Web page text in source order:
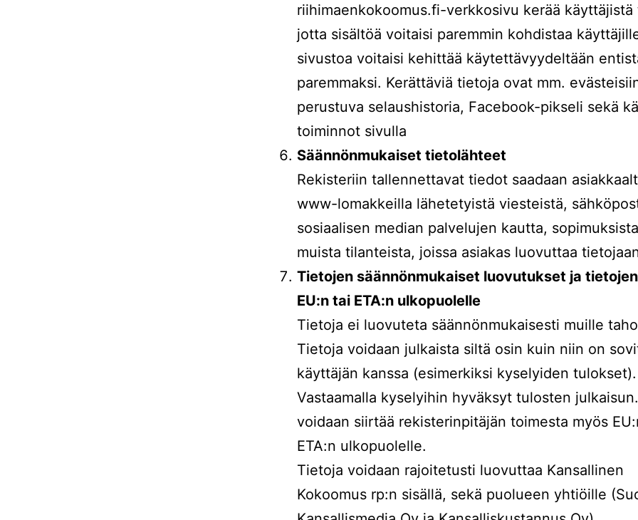
riihimaenkokoomus.fi-verkkosivu kerää käyttäjistä
jotta sisältöä voitaisi paremmin kohdistaa
sivustoa voitaisi kehittää käytettävyydeltään
paremmaksi. Kerättäviä tietoja ovat mm.
perustuva selaushistoria, Facebook-pikseli sekä
toiminnot sivulla
Säännönmukaiset tietolähteet
Rekisteriin tallennettavat tiedot saadaan
www-lomakkeilla lähetetyistä viesteistä,
sosiaalisen median palvelujen kautta,
muista tilanteista, joissa asiakas luovuttaa
Tietojen säännönmukaiset luovutukset ja
EU:n tai ETA:n ulkopuolelle
Tietoja ei luovuteta säännönmukaisesti muille
Tietoja voidaan julkaista siltä osin kuin niin on
käyttäjän kanssa (esimerkiksi kyselyiden tulokset).
Vastaamalla kyselyihin hyväksyt tulosten
voidaan siirtää rekisterinpitäjän toimesta myös
ETA:n ulkopuolelle.
Tietoja voidaan rajoitetusti luovuttaa Kansallinen
Kokoomus rp:n sisällä, sekä puolueen yhtiöille